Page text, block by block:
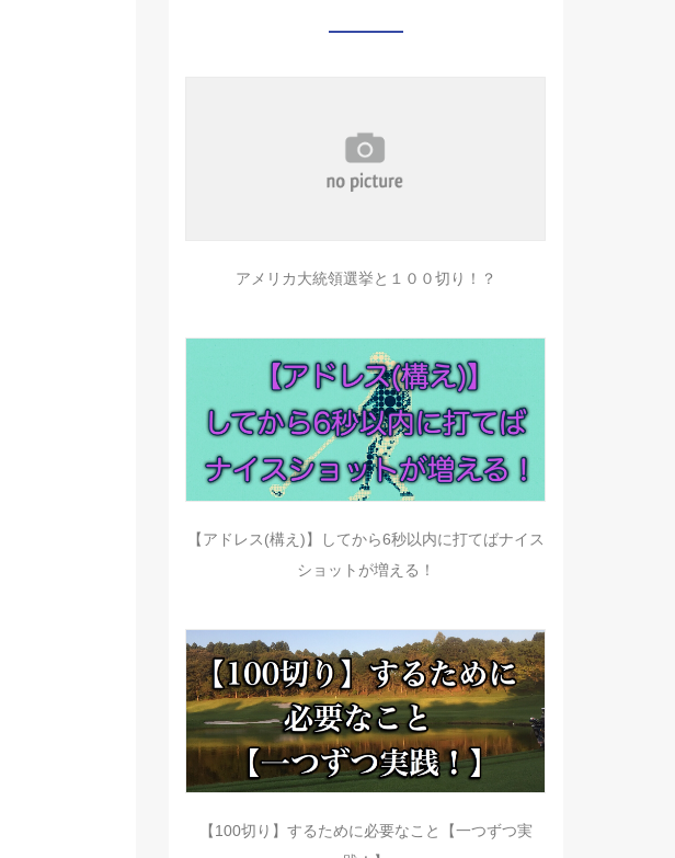
アメリカ大統領選挙と１００切り！？
【アドレス(構え)】してから6秒以内に打てばナイス
ショットが増える！
【100切り】するために必要なこと【一つずつ実